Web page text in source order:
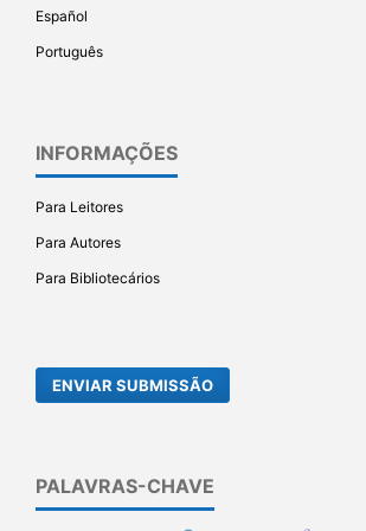
Español
Português
INFORMAÇÕES
Para Leitores
Para Autores
Para Bibliotecários
ENVIAR SUBMISSÃO
PALAVRAS-CHAVE